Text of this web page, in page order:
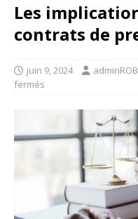
Les
contrats de
juin 9, 2024
fermés